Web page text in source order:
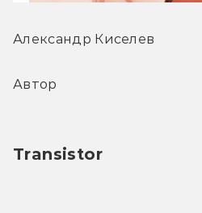
Александр Киселев
Автор
Transistor